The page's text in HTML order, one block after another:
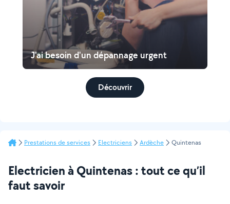
J'ai besoin d'un dépannage urgent
Découvrir
Prestations de services Electriciens Ardèche Quintenas
Electricien à Quintenas : tout ce qu’il
faut savoir